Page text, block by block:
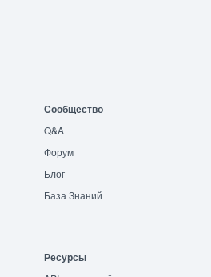
Сообщество
Q&A
Форум
Блог
База Знаний
Ресурсы